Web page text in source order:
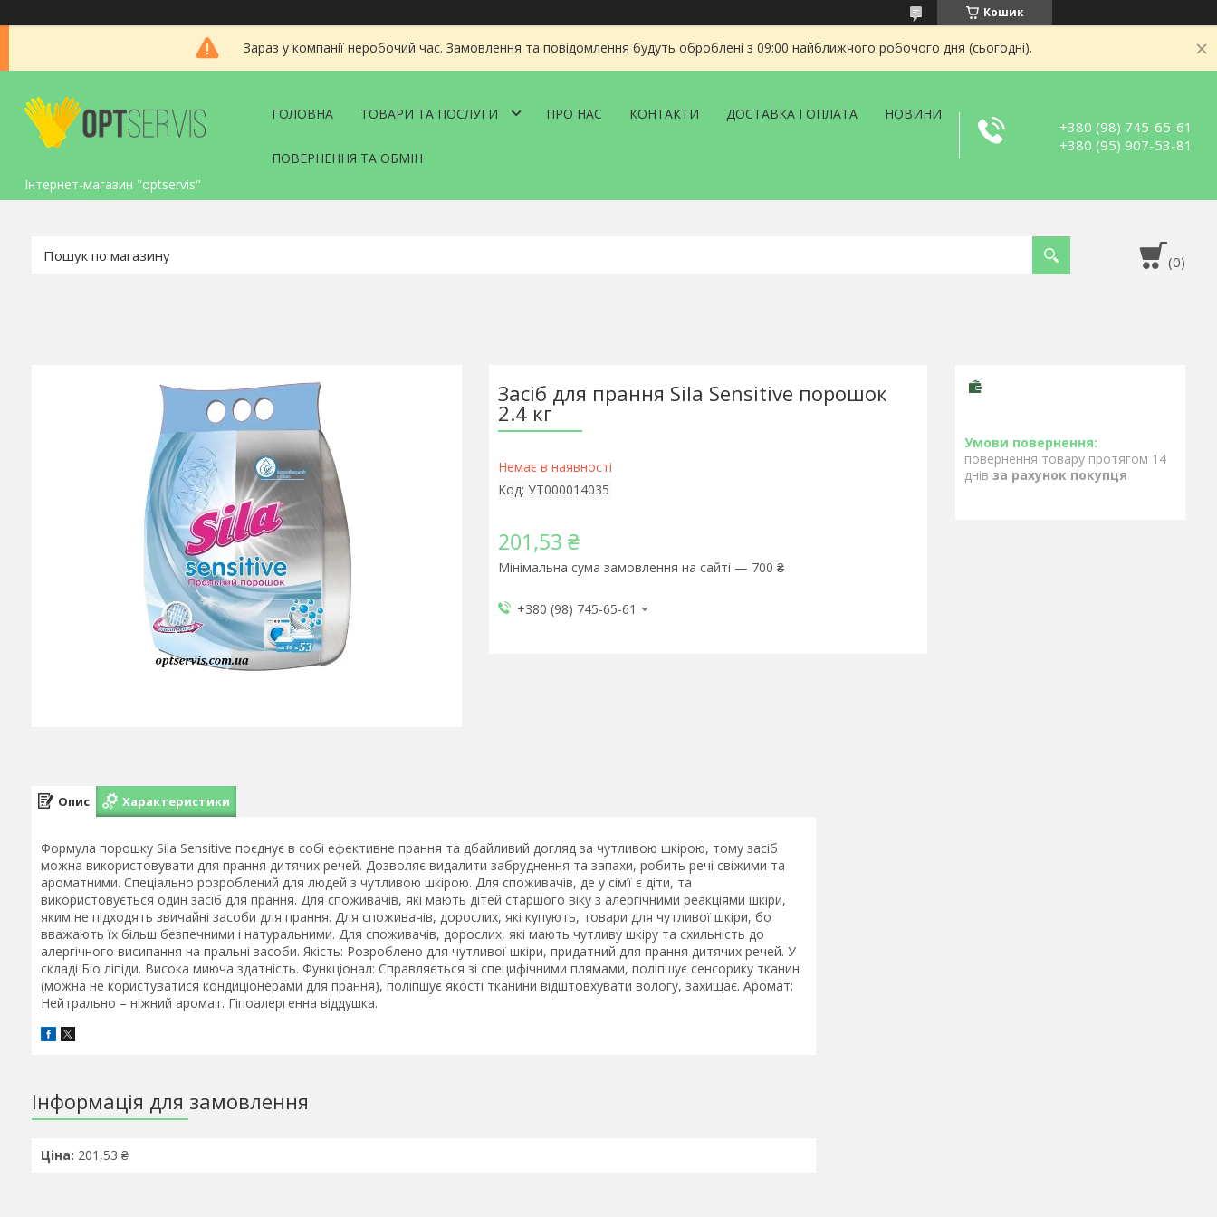
Кошик
Зараз у компанії неробочий час. Замовлення та повідомлення будуть оброблені з 09:00 найближчого робочого дня (сьогодні).
Інтернет-магазин "optservis"
ГОЛОВНА ТОВАРИ ТА ПОСЛУГИ ПРО НАС КОНТАКТИ ДОСТАВКА І ОПЛАТА НОВИНИ
ПОВЕРНЕННЯ ТА ОБМІН
+380 (98) 745-65-61
+380 (95) 907-53-81
Засіб для прання Sila Sensitive порошок
2.4 кг
Немає в наявності
Код: УТ000014035
201,53 ₴
Мінімальна сума замовлення на сайті — 700 ₴
+380 (98) 745-65-61
повернення товару протягом 14
днів за рахунок покупця
Опис Характеристики
Формула порошку Sila Sensitive поєднує в собі ефективне прання та дбайливий догляд за чутливою шкірою, тому засіб
можна використовувати для прання дитячих речей. Дозволяє видалити забруднення та запахи, робить речі свіжими та
ароматними. Спеціально розроблений для людей з чутливою шкірою. Для споживачів, де у сім’ї є діти, та
використовується один засіб для прання. Для споживачів, які мають дітей старшого віку з алергічними реакціями шкіри,
яким не підходять звичайні засоби для прання. Для споживачів, дорослих, які купують, товари для чутливої шкіри, бо
вважають їх більш безпечними і натуральними. Для споживачів, дорослих, які мають чутливу шкіру та схильність до
алергічного висипання на пральні засоби. Якість: Розроблено для чутливої шкіри, придатний для прання дитячих речей. У
складі Біо ліпіди. Висока миюча здатність. Функціонал: Справляється зі специфічними плямами, поліпшує сенсорику тканин
(можна не користуватися кондиціонерами для прання), поліпшує якості тканини відштовхувати вологу, захищає. Аромат:
Нейтрально – ніжний аромат. Гіпоалергенна віддушка.
Інформація для замовлення
Ціна: 201,53 ₴